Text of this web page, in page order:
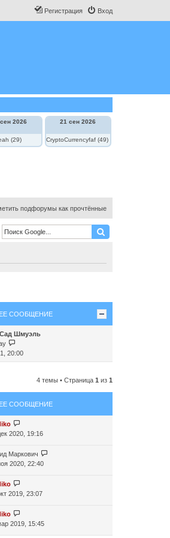
Вход
Регистрация
2026
(29)
21 сен 2026
CryptoCurrencyfaf (49)
подфорумы как прочтённые
СООБЩЕНИЕ
Сад Шмуэль
е
р
т
и
п
е
д
е
м
с
о
о
20:00
4 темы • Страница 1 из 1
СООБЩЕНИЕ
2020, 19:16
Маркович
2020, 22:40
2019, 23:07
2019, 15:45